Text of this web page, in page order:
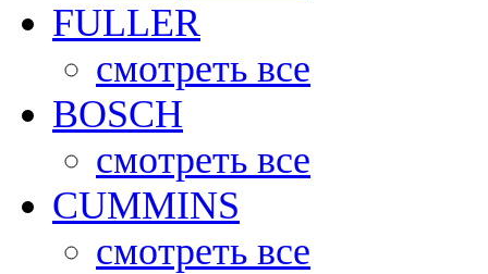
FULLER
смотреть все
BOSCH
смотреть все
CUMMINS
смотреть все